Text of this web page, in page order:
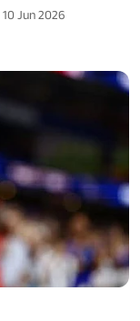
10 Jun 2026